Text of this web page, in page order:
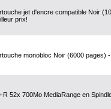
jet d'encre compatible Noir
prix!
monobloc Noir (6000 pages)
R 52x 700Mo MediaRange en